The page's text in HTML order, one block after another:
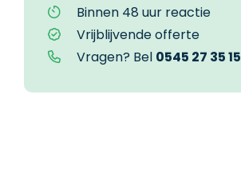
Binnen 48 uur reactie
Vrijblijvende offerte
Vragen? Bel 0545 27 35 15